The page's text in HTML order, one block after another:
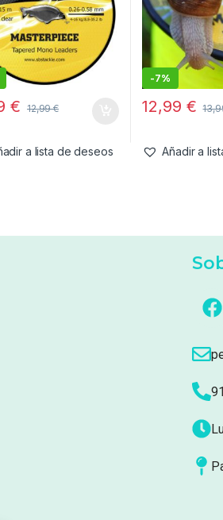
€ 12,99€
a lista de deseos
-7%
12,99 €
Añadir a